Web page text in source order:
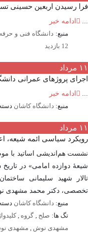
رسیدن اربعین حسینی
ادامه خبر
منبع:دانشگاه فنی و حرفه
مرداد
پروژهای عمرانی
ادامه خبر
منبع:دانشگاه کاشاندسته:
مرداد
سیاسی ائمه شیعه،
هم‌اندیشی اساتید با
شهید سلیمانی
دکتر محمد مشهدی
منبع:دانشگاه کاشاندسته:
تگ ها:صلح,گروه ,
مشهدی نوش, مشهدی نوش